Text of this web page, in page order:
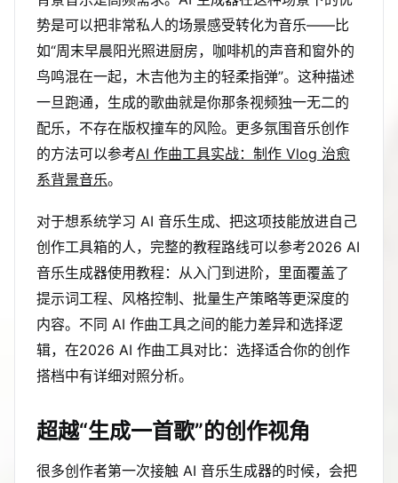
势是可以把非常私人的场景感受转化为音乐——比
如“周末早晨阳光照进厨房，咖啡机的声音和窗外的
鸟鸣混在一起，木吉他为主的轻柔指弹”。这种描述
一旦跑通，生成的歌曲就是你那条视频独一无二的
配乐，不存在版权撞车的风险。更多氛围音乐创作
的方法可以参考AI 作曲工具实战：制作 Vlog 治愈
系背景音乐。
对于想系统学习 AI 音乐生成、把这项技能放进自己
创作工具箱的人，完整的教程路线可以参考2026 AI
音乐生成器使用教程：从入门到进阶，里面覆盖了
提示词工程、风格控制、批量生产策略等更深度的
内容。不同 AI 作曲工具之间的能力差异和选择逻
辑，在2026 AI 作曲工具对比：选择适合你的创作
搭档中有详细对照分析。
超越“生成一首歌”的创作视角
很多创作者第一次接触 AI 音乐生成器的时候，会把